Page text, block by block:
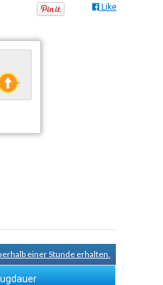
Like
einer Stunde erhalten.